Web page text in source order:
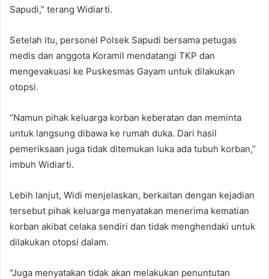
Sapudi,” terang Widiarti.
Setelah itu, personel Polsek Sapudi bersama petugas
medis dan anggota Koramil mendatangi TKP dan
mengevakuasi ke Puskesmas Gayam untuk dilakukan
otopsi.
“Namun pihak keluarga korban keberatan dan meminta
untuk langsung dibawa ke rumah duka. Dari hasil
pemeriksaan juga tidak ditemukan luka ada tubuh korban,”
imbuh Widiarti.
Lebih lanjut, Widi menjelaskan, berkaitan dengan kejadian
tersebut pihak keluarga menyatakan menerima kematian
korban akibat celaka sendiri dan tidak menghendaki untuk
dilakukan otopsi dalam.
“Juga menyatakan tidak akan melakukan penuntutan